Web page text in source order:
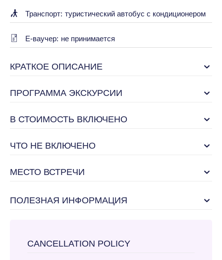
Транспорт: туристический автобус с кондиционером
E-ваучер: не принимается
КРАТКОЕ ОПИСАНИЕ
ПРОГРАММА ЭКСКУРСИИ
В СТОИМОСТЬ ВКЛЮЧЕНО
ЧТО НЕ ВКЛЮЧЕНО
МЕСТО ВСТРЕЧИ
ПОЛЕЗНАЯ ИНФОРМАЦИЯ
CANCELLATION POLICY